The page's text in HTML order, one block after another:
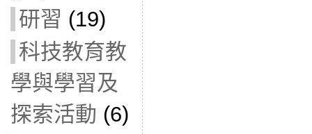
研習 (19)
科技教育教
學與學習及
探索活動 (6)